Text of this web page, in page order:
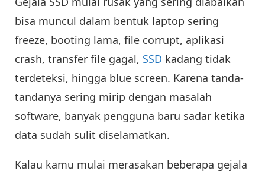
bisa muncul dalam bentuk laptop sering
freeze, booting lama, file corrupt, aplikasi
crash, transfer file gagal, SSD kadang tidak
terdeteksi, hingga blue screen. Karena tanda-
tandanya sering mirip dengan masalah
software, banyak pengguna baru sadar ketika
data sudah sulit diselamatkan.
Kalau kamu mulai merasakan beberapa gejala